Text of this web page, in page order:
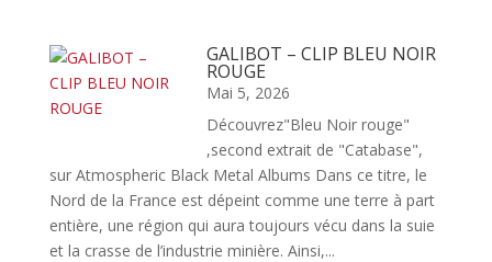
GALIBOT – CLIP BLEU NOIR
ROUGE
Mai 5, 2026
Découvrez"Bleu Noir rouge"
,second extrait de "Catabase",
sur Atmospheric Black Metal Albums Dans ce titre, le
Nord de la France est dépeint comme une terre à part
entière, une région qui aura toujours vécu dans la suie
et la crasse de l’industrie minière. Ainsi,...